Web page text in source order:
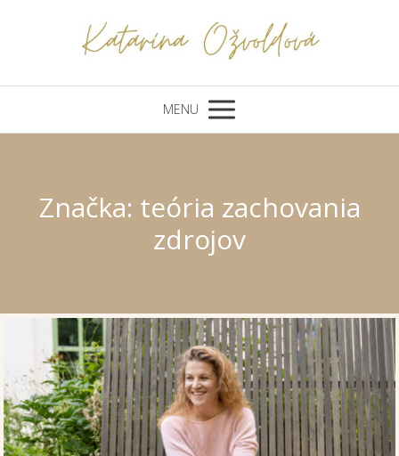
MENU
Značka: teória zachovania
zdrojov